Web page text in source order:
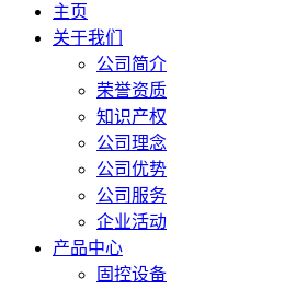
主页
关于我们
公司简介
荣誉资质
知识产权
公司理念
公司优势
公司服务
企业活动
产品中心
固控设备